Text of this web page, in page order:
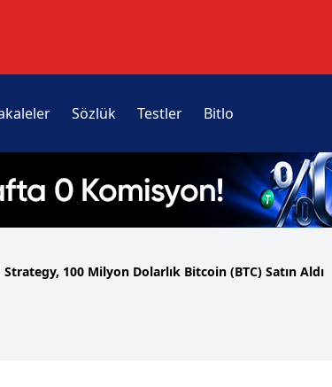
Sözlük Testler Bitlo
Strategy, 100 Milyon Dolarlık Bitcoin (BTC) Satın Aldı